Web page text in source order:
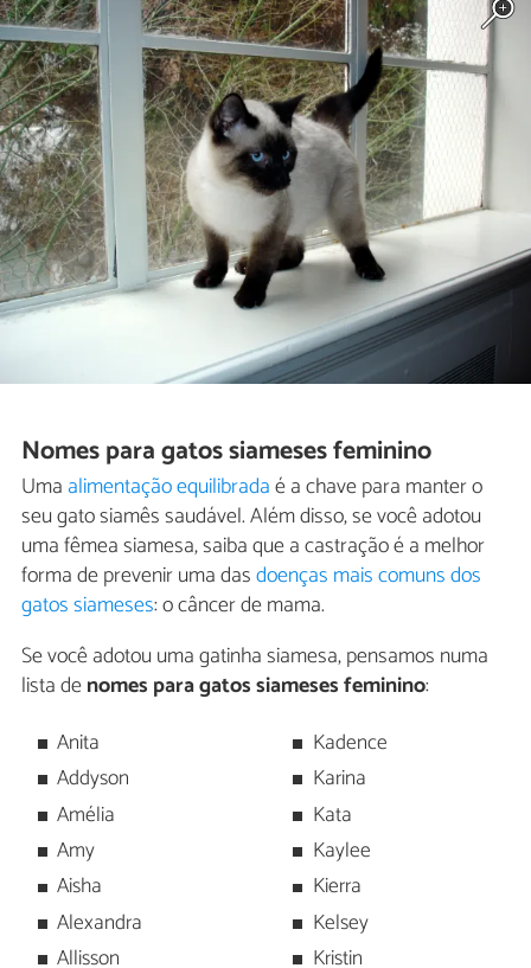
Nomes para gatos siameses feminino
Uma alimentação equilibradaé a chave para manter o
seu gato siamês saudável. Além disso, se você adotou
uma fêmea siamesa, saiba que a castração é a melhor
forma de prevenir uma dasdoenças mais comuns dos
gatos siameses: o câncer de mama.
Se você adotou uma gatinha siamesa, pensamos numa
lista denomes para gatos siameses feminino:
Anita
Addyson
Amélia
Amy
Aisha
Alexandra
Allisson
Kadence
Karina
Kata
Kaylee
Kierra
Kelsey
Kristin